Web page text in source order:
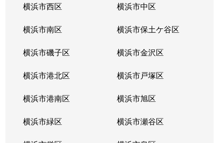
横浜市西区 横浜市中区
横浜市南区 横浜市保土ケ谷区
横浜市磯子区 横浜市金沢区
横浜市港北区 横浜市戸塚区
横浜市港南区 横浜市旭区
横浜市緑区 横浜市瀬谷区